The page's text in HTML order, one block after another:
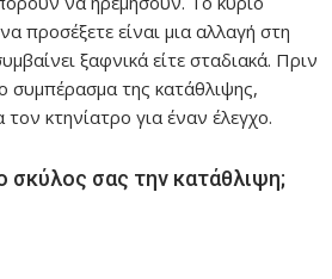
προσέξετε είναι μια αλλαγή στη
ξαφνικά είτε σταδιακά. Πριν
συμπέρασμα της κατάθλιψης,
κτηνίατρο για έναν έλεγχο.
σκύλος σας την κατάθλιψη;